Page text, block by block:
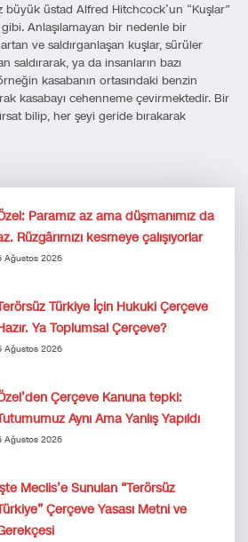
büyük üstad Alfred Hitchcock’un “Kuşlar”
Anlaşılamayan bir nedenle bir
ve saldırganlaşan kuşlar, sürüler
saldırarak, ya da insanların bazı
kasabanın ortasındaki benzin
kasabayı cehenneme çevirmektedir. Bir
bilip, her şeyi geride bırakarak
Paramız az ama düşmanımız da
Rüzgârımızı kesmeye çalışıyorlar
Ağustos 2026
Türkiye İçin Hukuki Çerçeve
Ya Toplumsal Çerçeve?
Ağustos 2026
Çerçeve Kanuna tepki:
Aynı Ama Yanlış Yapıldı
Ağustos 2026
Meclis’e Sunulan “Terörsüz
Çerçeve Yasası Metni ve